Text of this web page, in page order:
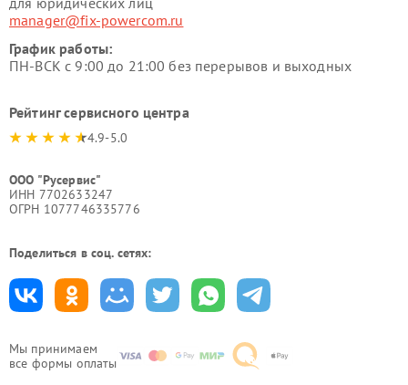
Мы принимаем
все формы оплаты
manager@fix-powercom.ru
График работы:
ПН-ВСК с 9:00 до 21:00 без перерывов и выходных
Рейтинг сервисного центра
4.9-5.0
ООО "Русервис"
ИНН 7702633247
ОГРН 1077746335776
Поделиться в соц. сетях: